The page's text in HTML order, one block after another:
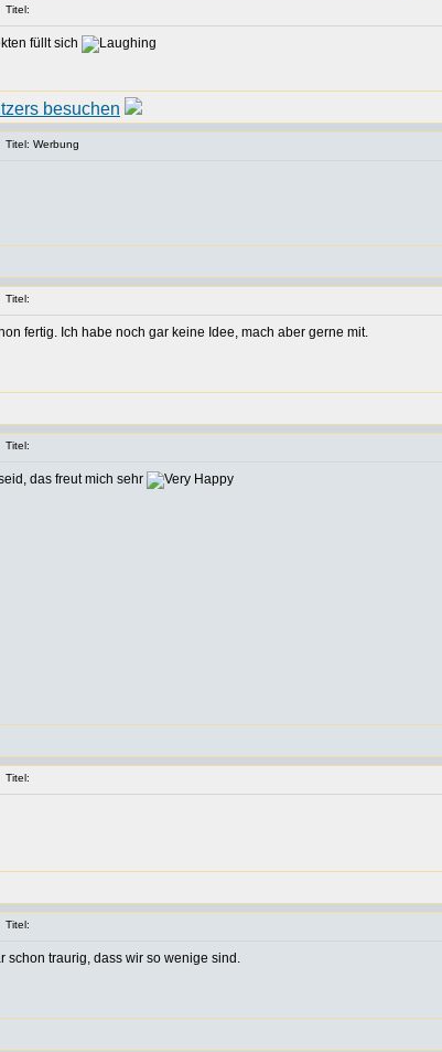
Titel:
füllt sich
Titel: Werbung
Titel:
fertig. Ich habe noch gar keine Idee, mach aber gerne mit.
Titel:
das freut mich sehr
Titel:
Titel:
schon traurig, dass wir so wenige sind.